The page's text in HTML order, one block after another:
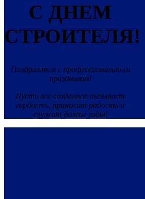
С ДНЕМ
СТРОИТЕЛЯ!
Поздравляем с профессиональным
праздником!
Пусть все созданное вызывает
гордость, приносит радость и
служит долгие годы!